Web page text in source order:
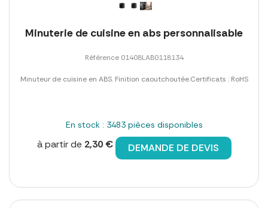
Minuterie de cuisine en abs personnalisable
Référence 01408LAB0118134
Minuteur de cuisine en ABS. Finition caoutchoutée.Certificats : RoHS
En stock : 3483 pièces disponibles
à partir de 2,30 € DEMANDE DE DEVIS